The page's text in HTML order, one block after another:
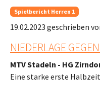
Spielbericht Herren 1
19.02.2023 geschrieben
NIEDERLAGE
MTV Stadeln - HG
Eine starke erste